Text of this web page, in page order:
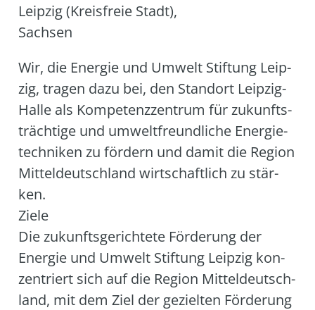
Wir, die Ener­gie und Umwelt Stif­tung Leip­
zig, tra­gen dazu bei, den Stand­ort Leip­zig-
Hal­le als Kom­pe­tenz­zen­trum für zukunfts­
träch­ti­ge und umwelt­freund­li­che Ener­gie­
tech­ni­ken zu för­dern und damit die Regi­on
Mit­tel­deutsch­land wirt­schaft­lich zu stär­
ken.
Zie­le
Die zukunfts­ge­rich­te­te För­de­rung der
Ener­gie und Umwelt Stif­tung Leip­zig kon­
zen­triert sich auf die Regi­on Mit­tel­deutsch­
land, mit dem Ziel der geziel­ten För­de­rung
Leipzig (Kreisfreie Stadt),
Sachsen